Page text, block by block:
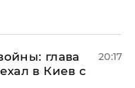
глава
в Киев с
20:17